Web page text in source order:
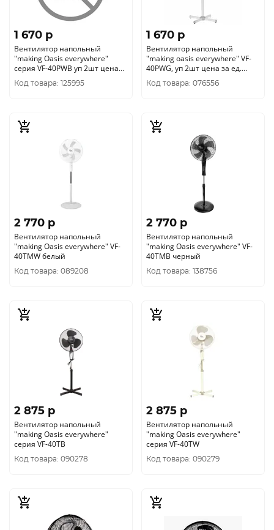
1 670 p
Вентилятор напольный
"making Оasis everywhere"
серия VF-40PWB уп 2шт цена
за ед. бело- голубой
Код товара: 125995
1 670 p
Вентилятор напольный
"making oasis everywhere" VF-
40PWG, уп 2шт цена за ед.
белый и серый
Код товара: 076556
2 770 p
Вентилятор напольный
"making Oasis everywhere" VF-
40TMW белый
Код товара: 089208
2 770 p
Вентилятор напольный
"making Oasis everywhere" VF-
40TMB черный
Код товара: 138756
2 875 p
Вентилятор напольный
"making Оasis everywhere"
серия VF-40TB
Код товара: 090278
2 875 p
Вентилятор напольный
"making Оasis everywhere"
серия VF-40TW
Код товара: 090279